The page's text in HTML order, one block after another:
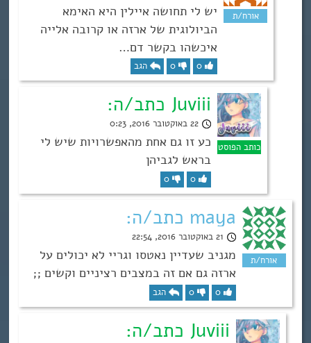
יש לי תחושה איילין היא האימא
הביולוגית של ארזה או קרובה אלייה
איכשהו בקשר דם…
0
0 הגב
Juviii כתב/ה:
22 באוקטובר 2016, 0:23
כע זו גם אחת מהאפשרויות שיש לי
בראש לגביהן
0
0
maya כתב/ה:
21 באוקטובר 2016, 22:54
מגניב שעדיין נאטסו וגריי לא יכולים על
ארזה גם אם זה במצבים רציניים וקשים ;;
0
0 הגב
Juviii כתב/ה: